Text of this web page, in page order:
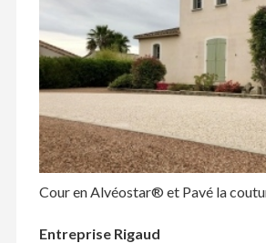
Cour en Alvéostar® et Pavé la
Entreprise Rigaud